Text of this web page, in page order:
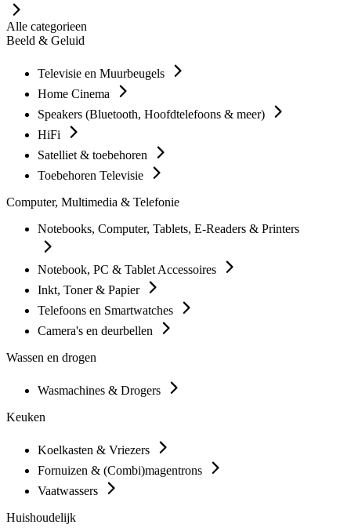
Alle categorieen
Beeld & Geluid
Televisie en Muurbeugels
Home Cinema
Speakers (Bluetooth, Hoofdtelefoons & meer)
HiFi
Satelliet & toebehoren
Toebehoren Televisie
Computer, Multimedia & Telefonie
Notebooks, Computer, Tablets, E-Readers & Printers
Notebook, PC & Tablet Accessoires
Inkt, Toner & Papier
Telefoons en Smartwatches
Camera's en deurbellen
Wassen en drogen
Wasmachines & Drogers
Keuken
Koelkasten & Vriezers
Fornuizen & (Combi)magentrons
Vaatwassers
Huishoudelijk